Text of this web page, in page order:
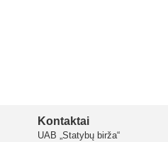
Kontaktai
UAB „Statybų birža“